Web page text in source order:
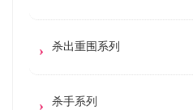
杀出重围系列
杀手系列